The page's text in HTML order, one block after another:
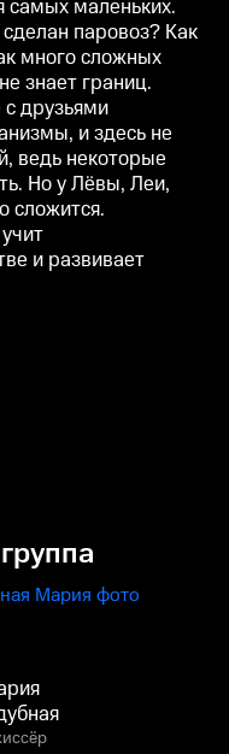
некоторые детали ещё
отыскать. Но у Лёвы,
Грузика и Капу всё
мультсериал
ориентироваться в
и развивает
маленьких.
паровоз? Как
много сложных
знает границ.
друзьями
и здесь не
ведь некоторые
Но у Лёвы, Леи,
сложится.
и развивает